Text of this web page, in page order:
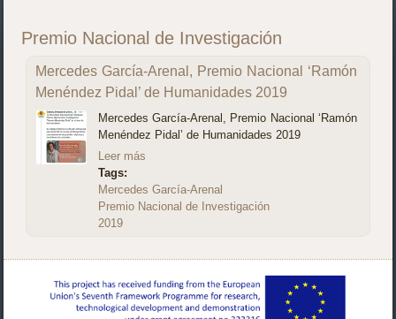
Premio Nacional de Investigación
Mercedes García-Arenal, Premio Nacional ‘Ramón
Menéndez Pidal’ de Humanidades 2019
Mercedes García-Arenal, Premio Nacional ‘Ramón
Menéndez Pidal’ de Humanidades 2019
Leer más
Tags:
Mercedes García-Arenal
Premio Nacional de Investigación
2019